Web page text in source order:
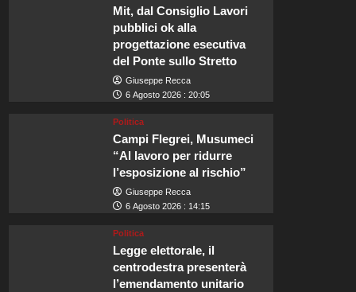
Mit, dal Consiglio Lavori
pubblici ok alla
progettazione esecutiva
del Ponte sullo Stretto
Giuseppe Recca
6 Agosto 2026 : 20:05
Politica
Campi Flegrei, Musumeci
“Al lavoro per ridurre
l’esposizione al rischio”
Giuseppe Recca
6 Agosto 2026 : 14:15
Politica
Legge elettorale, il
centrodestra presenterà
l’emendamento unitario